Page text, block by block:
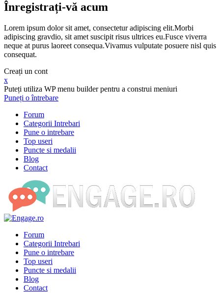
Înregistrați-vă acum
Lorem ipsum dolor sit amet, consectetur adipiscing elit.Morbi
adipiscing gravdio, sit amet suscipit risus ultrices eu.Fusce viverra
neque at purus laoreet consequa.Vivamus vulputate posuere nisl quis
consequat.
Creați un cont
x
Puteți utiliza WP menu builder pentru a construi meniuri
Puneți o întrebare
Forum
Categorii Intrebari
Pune o intrebare
Top useri
Puncte si medalii
Blog
Contact
Forum
Categorii Intrebari
Pune o intrebare
Top useri
Puncte si medalii
Blog
Contact